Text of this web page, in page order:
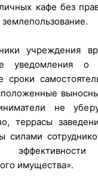
кафе без
учреждения
уведомления о
сроки
не
террасы
силами
имущества».